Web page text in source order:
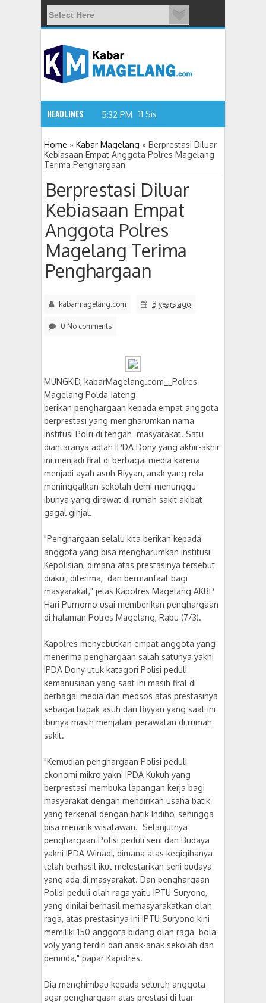
HEADLINES
5:32 PM 11 Siswa SMPN 3 Candim
Home » Kabar Magelang » Berprestasi Diluar
Kebiasaan Empat Anggota Polres Magelang
Terima Penghargaan
Berprestasi Diluar
Kebiasaan Empat
Anggota Polres
Magelang Terima
Penghargaan
kabarmagelang.com 8 years ago
0 No comments
MUNGKID, kabarMagelang.com__Polres
Magelang Polda Jateng
berikan penghargaan kepada empat anggota
berprestasi yang mengharumkan nama
institusi Polri di tengah masyarakat. Satu
diantaranya adlah IPDA Dony yang akhir-akhir
ini menjadi firal di berbagai media karena
menjadi ayah asuh Riyyan, anak yang rela
meninggalkan sekolah demi menunggu
ibunya yang dirawat di rumah sakit akibat
gagal ginjal.
"Penghargaan selalu kita berikan kepada
anggota yang bisa mengharumkan institusi
Kepolisian, dimana atas prestasinya tersebut
diakui, diterima, dan bermanfaat bagi
masyarakat," jelas Kapolres Magelang AKBP
Hari Purnomo usai memberikan penghargaan
di halaman Polres Magelang, Rabu (7/3).
Kapolres menyebutkan empat anggota yang
menerima penghargaan salah satunya yakni
IPDA Dony utuk katagori Polisi peduli
kemanusiaan yang saat ini masih firal di
berbagai media dan medsos atas prestasinya
sebagai bapak asuh dari Riyyan yang saat ini
ibunya masih menjalani perawatan di rumah
sakit.
"Kemudian penghargaan Polisi peduli
ekonomi mikro yakni IPDA Kukuh yang
berprestasi membuka lapangan kerja bagi
masyarakat dengan mendirikan usaha batik
yang terkenal dengan batik Indiho, sehingga
bisa menarik wisatawan. Selanjutnya
penghargaan Polisi peduli seni dan Budaya
yakni IPDA Winadi, dimana atas kegigihanya
telah berhasil ikut melestarikan seni budaya
yang ada di masyarakat. Dan penghargaan
Polisi peduli olah raga yaitu IPTU Suryono,
yang dinilai berhasil memasyarakatkan olah
raga, atas prestasinya ini IPTU Suryono kini
memiliki 150 anggota bidang olah raga bola
voly yang terdiri dari anak-anak sekolah dan
pemuda," papar Kapolres.
Dia menghimbau kepada seluruh anggota
agar penghargaan atas prestasi di luar